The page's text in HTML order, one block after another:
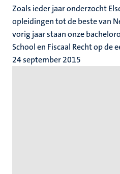
Zoals ieder jaar onderzocht
opleidingen tot de beste van
vorig jaar staan onze
School en Fiscaal Recht op de
24 september 2015